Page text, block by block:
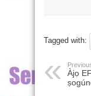
Tagged with:
Àjọ